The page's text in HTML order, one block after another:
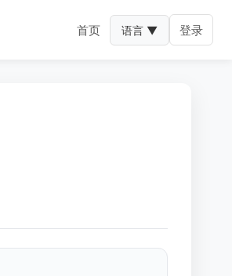
首页 语言 ▼ 登录